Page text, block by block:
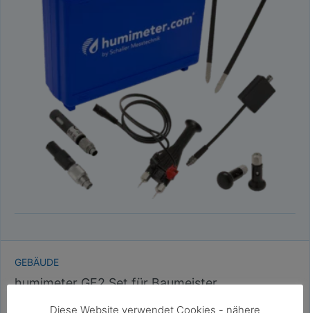
GEBÄUDE
humimeter GF2 Set für Baumeister,
Diese Website verwendet Cookies - nähere